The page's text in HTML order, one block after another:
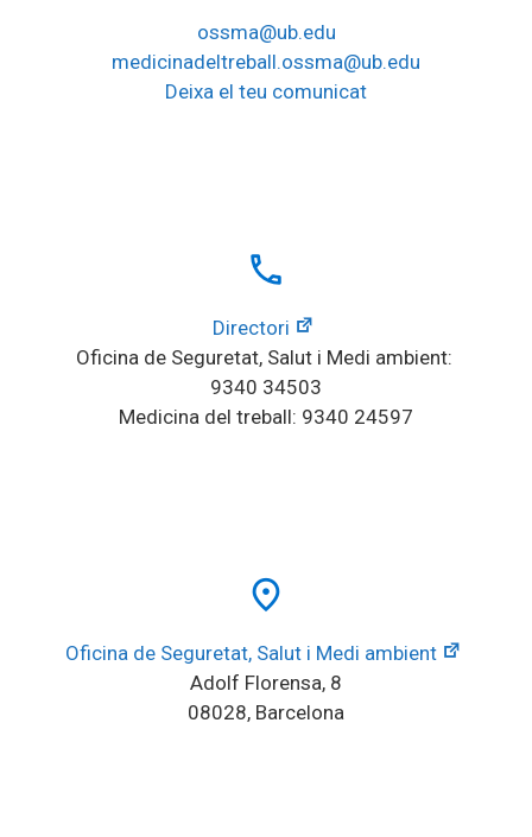
ossma@ub.edu
medicinadeltreball.ossma@ub.edu
Deixa el teu comunicat
local_phone
Directori
Oficina de Seguretat, Salut i Medi ambient:
9340 34503
Medicina del treball: 9340 24597
place
Oficina de Seguretat, Salut i Medi ambient
Adolf Florensa, 8
08028, Barcelona